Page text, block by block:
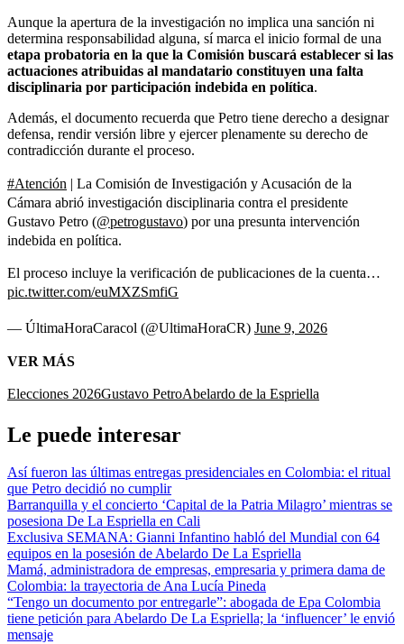
Aunque la apertura de la investigación no implica una sanción ni
determina responsabilidad alguna, sí marca el inicio formal de una
etapa probatoria en la que la Comisión buscará establecer si las
actuaciones atribuidas al mandatario constituyen una falta
disciplinaria por participación indebida en política.
Además, el documento recuerda que Petro tiene derecho a designar
defensa, rendir versión libre y ejercer plenamente su derecho de
contradicción durante el proceso.
#Atención | La Comisión de Investigación y Acusación de la
Cámara abrió investigación disciplinaria contra el presidente
Gustavo Petro (@petrogustavo) por una presunta intervención
indebida en política.
El proceso incluye la verificación de publicaciones de la cuenta…
pic.twitter.com/euMXZSmfiG
— ÚltimaHoraCaracol (@UltimaHoraCR) June 9, 2026
VER MÁS
Elecciones 2026Gustavo PetroAbelardo de la Espriella
Le puede interesar
Así fueron las últimas entregas presidenciales en Colombia: el ritual
que Petro decidió no cumplir
Barranquilla y el concierto ‘Capital de la Patria Milagro’ mientras se
posesiona De La Espriella en Cali
Exclusiva SEMANA: Gianni Infantino habló del Mundial con 64
equipos en la posesión de Abelardo De La Espriella
Mamá, administradora de empresas, empresaria y primera dama de
Colombia: la trayectoria de Ana Lucía Pineda
“Tengo un documento por entregarle”: abogada de Epa Colombia
tiene petición para Abelardo De La Espriella; la ‘influencer’ le envió
mensaje